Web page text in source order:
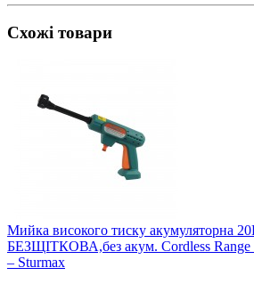
Схожі товари
Мийка високого тиску акумуляторна
БЕЗЩІТКОВА,без акум. Cordless Range
– Sturmax